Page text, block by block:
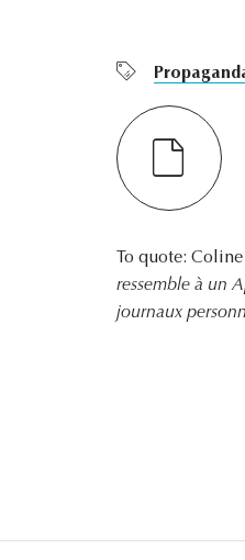
To quote:
ressemble à un
journaux